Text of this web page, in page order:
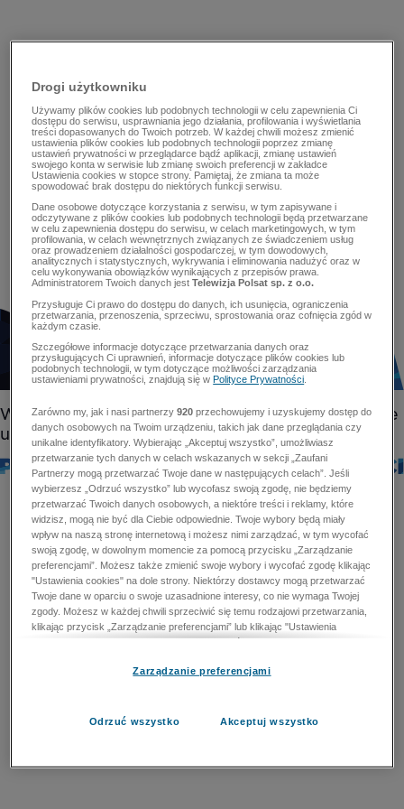
Drogi użytkowniku
Używamy plików cookies lub podobnych technologii w celu zapewnienia Ci
dostępu do serwisu, usprawniania jego działania, profilowania i wyświetlania
treści dopasowanych do Twoich potrzeb. W każdej chwili możesz zmienić
ustawienia plików cookies lub podobnych technologii poprzez zmianę
ustawień prywatności w przeglądarce bądź aplikacji, zmianę ustawień
swojego konta w serwisie lub zmianę swoich preferencji w zakładce
Ustawienia cookies w stopce strony. Pamiętaj, że zmiana ta może
spowodować brak dostępu do niektórych funkcji serwisu.
Dane osobowe dotyczące korzystania z serwisu, w tym zapisywane i
odczytywane z plików cookies lub podobnych technologii będą przetwarzane
w celu zapewnienia dostępu do serwisu, w celach marketingowych, w tym
profilowania, w celach wewnętrznych związanych ze świadczeniem usług
oraz prowadzeniem działalności gospodarczej, w tym dowodowych,
analitycznych i statystycznych, wykrywania i eliminowania nadużyć oraz w
celu wykonywania obowiązków wynikających z przepisów prawa.
Administratorem Twoich danych jestTelewizja Polsat sp. z o.o.
Przysługuje Ci prawo do dostępu do danych, ich usunięcia, ograniczenia
przetwarzania, przenoszenia, sprzeciwu, sprostowania oraz cofnięcia zgód w
każdym czasie.
Szczegółowe informacje dotyczące przetwarzania danych oraz
przysługujących Ci uprawnień, informacje dotyczące plików cookies lub
podobnych technologii, w tym dotyczące możliwości zarządzania
ustawieniami prywatności, znajdują się wPolityce Prywatności
Zarówno my, jak i nasi partnerzy920 przechowujemy i uzyskujemy dostęp do
danych osobowych na Twoim urządzeniu, takich jak dane przeglądania czy
unikalne identyfikatory. Wybierając „Akceptuj wszystko”, umożliwiasz
przetwarzanie tych danych w celach wskazanych w sekcji „Zaufani
Partnerzy mogą przetwarzać Twoje dane w następujących celach”. Jeśli
wybierzesz „Odrzuć wszystko” lub wycofasz swoją zgodę, nie będziemy
przetwarzać Twoich danych osobowych, a niektóre treści i reklamy, które
widzisz, mogą nie być dla Ciebie odpowiednie. Twoje wybory będą miały
wpływ na naszą stronę internetową i możesz nimi zarządzać, w tym wycofać
swoją zgodę, w dowolnym momencie za pomocą przycisku „Zarządzanie
preferencjami”. Możesz także zmienić swoje wybory i wycofać zgodę klikając
"Ustawienia cookies" na dole strony. Niektórzy dostawcy mogą przetwarzać
Twoje dane w oparciu o swoje uzasadnione interesy, co nie wymaga Twojej
zgody. Możesz w każdej chwili sprzeciwić się temu rodzajowi przetwarzania,
klikając przycisk „Zarządzanie preferencjami” lub klikając "Ustawienia
cookies" na dole strony. Nie możesz sprzeciwić się przetwarzaniu przez
zapobiegania oszustwom i naprawiania błędów, a w tym celu mogą zostać
przetwarzaniu danych osobowych w celu dostarczania i prezentacji reklam i
Zarządzanie preferencjami
Odrzuć wszystko Akceptuj wszystko